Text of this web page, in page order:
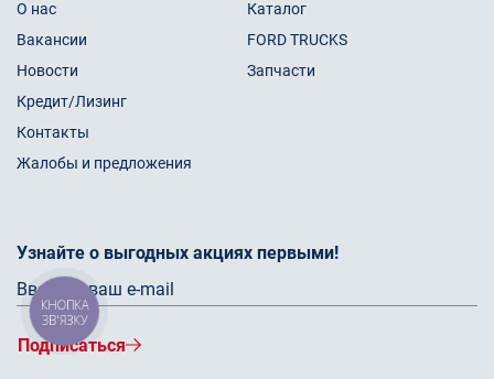
О нас
Вакансии
Новости
Кредит/Лизинг
Контакты
Жалобы и предложения
Каталог
FORD TRUCKS
Запчасти
Узнайте о выгодных акциях первыми!
Подписаться
КНОПКА
ЗВ'ЯЗКУ